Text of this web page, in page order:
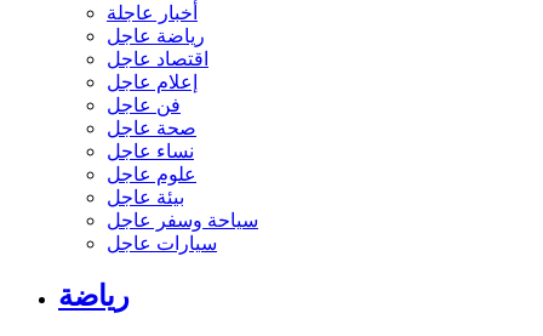
أخبار عاجلة
رياضة عاجل
اقتصاد عاجل
إعلام عاجل
فن عاجل
صحة عاجل
نساء عاجل
علوم عاجل
بيئة عاجل
سياحة وسفر عاجل
سيارات عاجل
رياضة